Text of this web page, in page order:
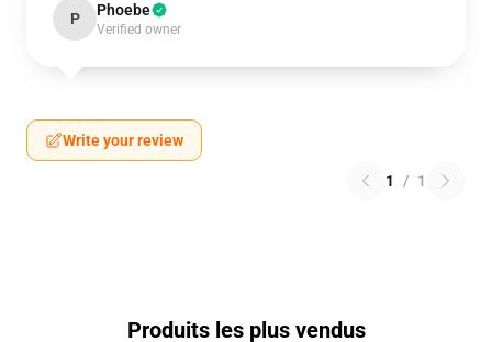
P Phoebe
Verified owner
Write your review
1 / 1
Produits les plus vendus